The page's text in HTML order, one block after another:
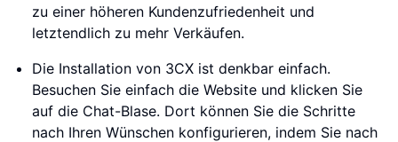
zu einer höheren Kundenzufriedenheit und
letztendlich zu mehr Verkäufen.
Die Installation von 3CX ist denkbar einfach.
Besuchen Sie einfach die Website und klicken Sie
auf die Chat-Blase. Dort können Sie die Schritte
nach Ihren Wünschen konfigurieren, indem Sie nach